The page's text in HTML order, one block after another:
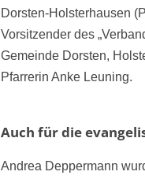
Dorsten-Holsterhausen
Vorsitzender des
Gemeinde Dorsten,
Pfarrerin Anke Leuning.
Auch für die
Andrea Deppermann